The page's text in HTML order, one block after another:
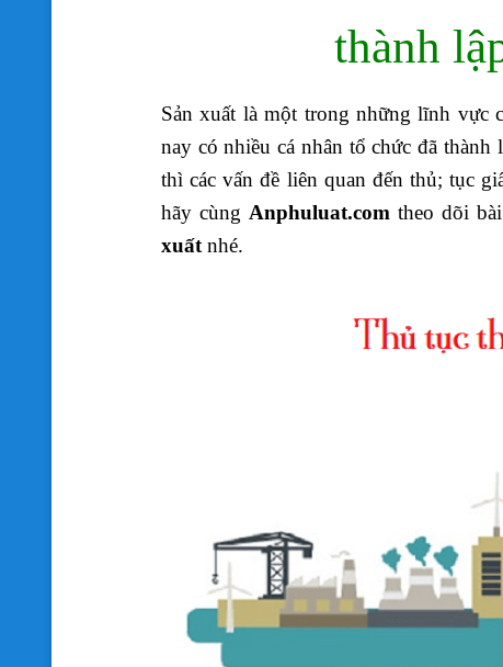
thành
Sản xuất là một trong những lĩnh vực
nay có nhiều cá nhân tổ chức đã
thì các vấn đề liên quan đến thủ; tục
hãy cùng Anphuluat.com theo dõi
xuất nhé.